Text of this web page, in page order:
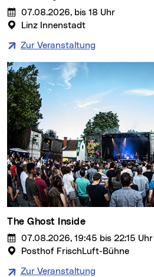
07.08.2026, bis 18 Uhr
Linz Innenstadt
Zur Veranstaltung
The Ghost Inside
07.08.2026, 19:45 bis 22:15 Uhr
Posthof FrischLuft-Bühne
Zur Veranstaltung